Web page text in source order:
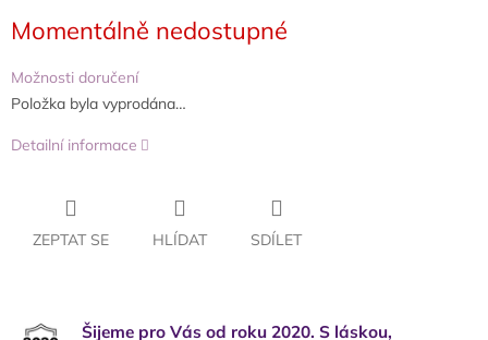
cena:
Momentálně nedostupné
Možnosti doručení
Položka byla vyprodána…
Detailní informace
ZEPTAT SE HLÍDAT SDÍLET
Šijeme pro Vás od roku 2020. S láskou,